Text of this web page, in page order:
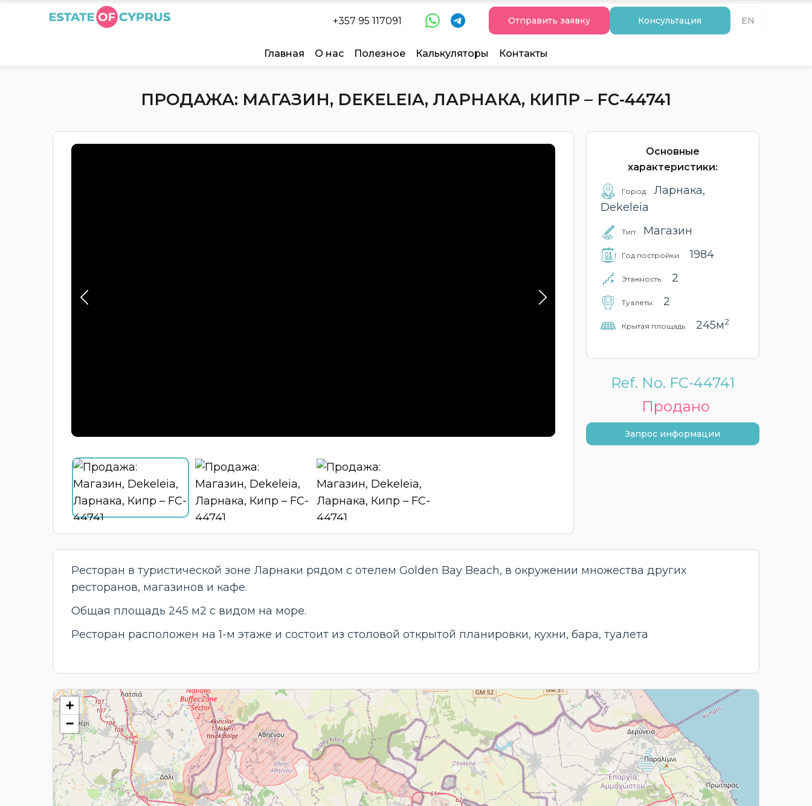
+357 95 117091 Отправить заявку Консультация EN
Главная О нас Полезное Калькуляторы Контакты
ПРОДАЖА: МАГАЗИН, DEKELEIA, ЛАРНАКА, КИПР – FC-44741
Основные
характеристики:
Город:
Ларнака,
Dekeleia
Тип: Магазин
Год постройки: 1984
Этажность: 2
Туалеты: 2
Крытая площадь: 245м2
Ref. No. FC-44741
Продано
Запрос информации
Ресторан в туристической зоне Ларнаки рядом с отелем Golden Bay Beach, в окружении множества других
ресторанов, магазинов и кафе.
Общая площадь 245 м2 с видом на море.
Ресторан расположен на 1-м этаже и состоит из столовой открытой планировки, кухни, бара, туалета
+
−